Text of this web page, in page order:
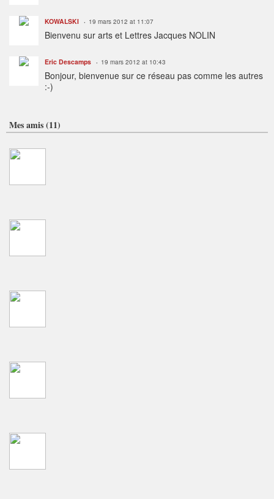
KOWALSKI 19 mars 2012 at 11:07
Bienvenu sur arts et Lettres Jacques NOLIN
Eric Descamps 19 mars 2012 at 10:43
Bonjour, bienvenue sur ce réseau pas comme les autres
:-)
Mes amis (11)